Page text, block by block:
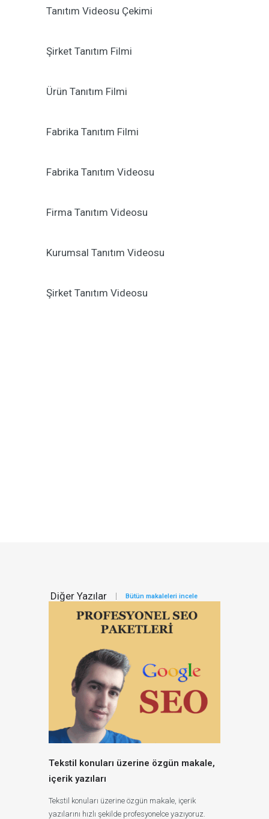
Tanıtım Videosu Çekimi
Şirket Tanıtım Filmi
Ürün Tanıtım Filmi
Fabrika Tanıtım Filmi
Fabrika Tanıtım Videosu
Firma Tanıtım Videosu
Kurumsal Tanıtım Videosu
Şirket Tanıtım Videosu
Diğer Yazılar Bütün makaleleri incele
Tekstil konuları üzerine özgün makale,
içerik yazıları
Tekstil konuları üzerine özgün makale, içerik
yazılarını hızlı şekilde profesyonelce yazıyoruz.